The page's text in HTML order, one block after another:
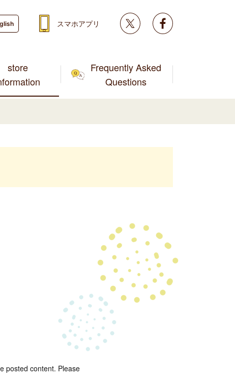
store
Frequently Asked
Questions
スマホアプリ Twitter
posted content. Please